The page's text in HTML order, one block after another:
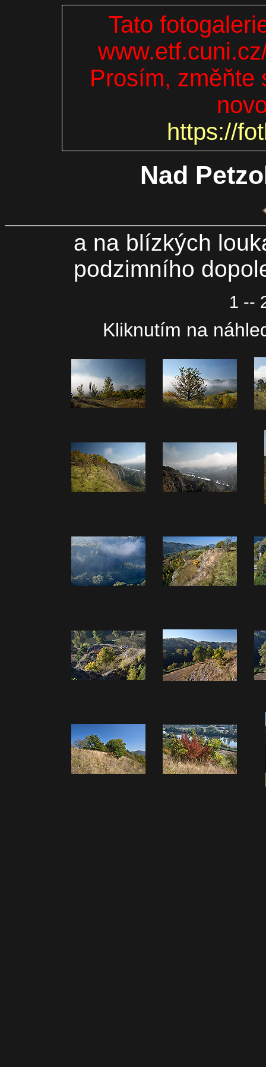
Tato
Prosím, změňte
https://
Nad
a na blízkých
podzimního
1 --
Kliknutím na